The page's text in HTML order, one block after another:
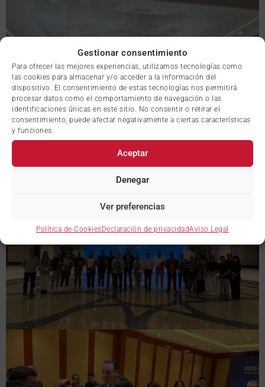
Gestionar consentimiento
Para ofrecer las mejores experiencias, utilizamos tecnologías como
las cookies para almacenar y/o acceder a la información del
dispositivo. El consentimiento de estas tecnologías nos permitirá
procesar datos como el comportamiento de navegación o las
identificaciones únicas en este sitio. No consentir o retirar el
consentimiento, puede afectar negativamente a ciertas características
y funciones.
Aceptar
Denegar
Ver preferencias
Política de CookiesDeclaración de privacidadAviso Legal